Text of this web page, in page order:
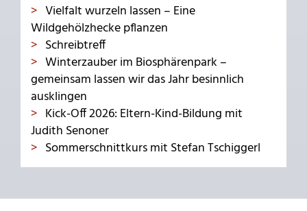
Vielfalt wurzeln lassen – Eine
Wildgehölzhecke pflanzen
Schreibtreff
Winterzauber im Biosphärenpark –
gemeinsam lassen wir das Jahr besinnlich
ausklingen
Kick-Off 2026: Eltern-Kind-Bildung mit
Judith Senoner
Sommerschnittkurs mit Stefan Tschiggerl